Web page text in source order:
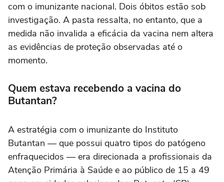
com o imunizante nacional. Dois óbitos estão sob
investigação. A pasta ressalta, no entanto, que a
medida não invalida a eficácia da vacina nem altera
as evidências de proteção observadas até o
momento.
Quem estava recebendo a vacina do
Butantan?
A estratégia com o imunizante do Instituto
Butantan — que possui quatro tipos do patógeno
enfraquecidos — era direcionada a profissionais da
Atenção Primária à Saúde e ao público de 15 a 49